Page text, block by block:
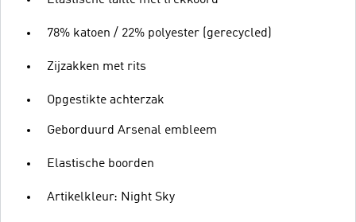
78% katoen / 22% polyester (gerecycled)
Zijzakken met rits
Opgestikte achterzak
Geborduurd Arsenal embleem
Elastische boorden
Artikelkleur: Night Sky